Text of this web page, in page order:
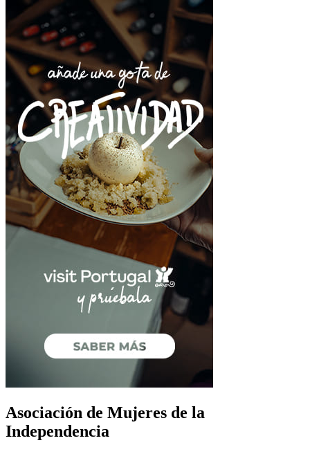
Asociación de Mujeres de la
Independencia